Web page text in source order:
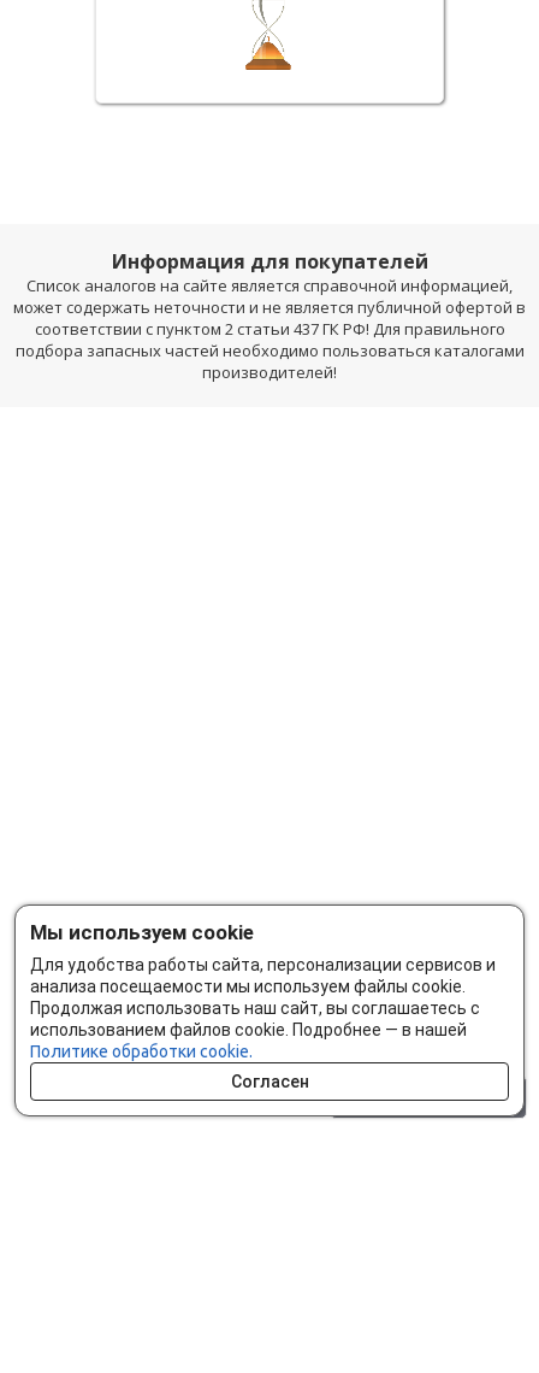
Информация для покупателей
Список аналогов на сайте является справочной информацией,
может содержать неточности и не является публичной офертой в
соответствии с пунктом 2 статьи 437 ГК РФ! Для правильного
подбора запасных частей необходимо пользоваться каталогами
производителей!
Мы используем cookie
Для удобства работы сайта, персонализации сервисов и
анализа посещаемости мы используем файлы cookie.
Продолжая использовать наш сайт, вы соглашаетесь с
использованием файлов cookie. Подробнее — в нашей
Политике обработки cookie.
Согласен